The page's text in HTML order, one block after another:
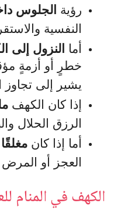
رؤية الجلوس
النفسية
أما النزول إلى
خطرٍ أو أزمةٍ
يشير إلى تجاوز
إذا كان الكهف
الرزق الحلال
أما إذا كان
العجز أو
الكهف في المنام